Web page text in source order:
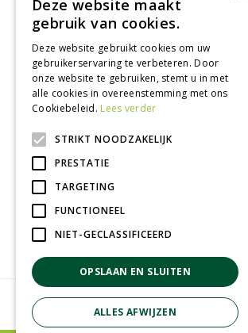
Afhalen in tuincentrum
Betaal veilig
met iDeal - Wero
Kamerplanten
Deze website maakt
gebruik van cookies.
Deze website gebruikt cookies om uw
gebruikerservaring te verbeteren. Door
onze website te gebruiken, stemt u in met
alle cookies in overeenstemming met ons
Cookiebeleid. Lees verder
STRIKT NOODZAKELIJK
PRESTATIE
TARGETING
FUNCTIONEEL
NIET-GECLASSIFICEERD
OPSLAAN EN SLUITEN
ALLES AFWIJZEN